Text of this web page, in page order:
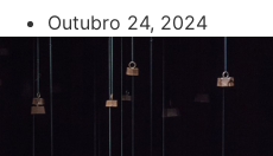
Outubro 24, 2024